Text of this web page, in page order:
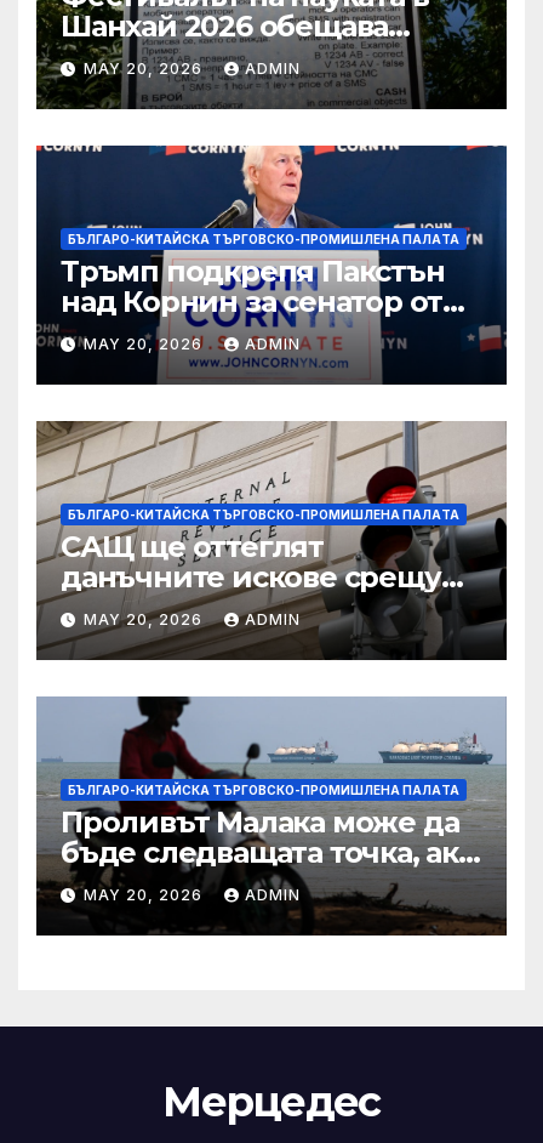
Шанхай 2026 обещава
вълнуващи научно-
технологични иновации
MAY 20, 2026 ADMIN
БЪЛГАРО-КИТАЙСКА ТЪРГОВСКО-ПРОМИШЛЕНА ПАЛAТА
Тръмп подкрепя Пакстън
над Корнин за сенатор от
Тексас в шокираща
подкрепа
MAY 20, 2026 ADMIN
БЪЛГАРО-КИТАЙСКА ТЪРГОВСКО-ПРОМИШЛЕНА ПАЛAТА
САЩ ще оттеглят
данъчните искове срещу
Тръмп „завинаги“ в
сделката за съдебно дело с
IRS
MAY 20, 2026 ADMIN
БЪЛГАРО-КИТАЙСКА ТЪРГОВСКО-ПРОМИШЛЕНА ПАЛAТА
Проливът Малака може да
бъде следващата точка, ако
Азия не внимава
MAY 20, 2026 ADMIN
Мерцедес